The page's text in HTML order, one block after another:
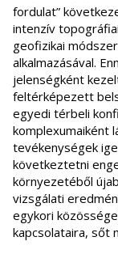
fordulat”
intenzív
geofizikai
alkalmazásával.
jelenségként
feltérképezett
egyedi térbeli
komplexumaiként
tevékenységek
következtetni
környezetéből
vizsgálati
egykori
kapcsolataira, sőt